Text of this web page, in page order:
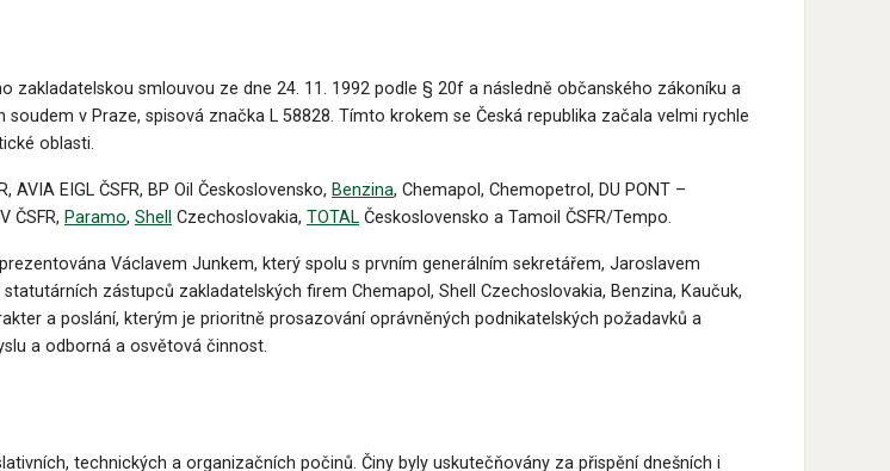
zakladatelskou smlouvou ze dne 24. 11. 1992 podle § 20f a následně občanského zákoníku a
v Praze, spisová značka L 58828. Tímto krokem se Česká republika začala velmi rychle
oblasti.
EIGL ČSFR, BP Oil Československo, Benzina, Chemapol, Chemopetrol, DU PONT –
ČSFR, Paramo, Shell Czechoslovakia, TOTAL Československo a Tamoil ČSFR/Tempo.
Václavem Junkem, který spolu s prvním generálním sekretářem, Jaroslavem
zástupců zakladatelských firem Chemapol, Shell Czechoslovakia, Benzina, Kaučuk,
a poslání, kterým je prioritně prosazování oprávněných podnikatelských požadavků a
a odborná a osvětová činnost.
technických a organizačních počinů. Činy byly uskutečňovány za přispění dnešních i